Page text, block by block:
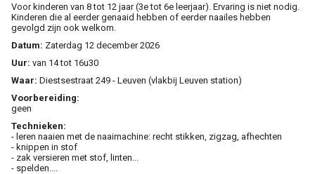
Voor kinderen van 8 tot 12 jaar (3e tot 6e leerjaar). Ervaring is niet nodig.
Kinderen die al eerder genaaid hebben of eerder naailes hebben
gevolgd zijn ook welkom.
Datum: Zaterdag 12 december 2026
Uur: van 14 tot 16u30
Waar: Diestsestraat 249 - Leuven (vlakbij Leuven station)
Voorbereiding:
geen
Technieken:
- leren naaien met de naaimachine: recht stikken, zigzag, afhechten
- knippen in stof
- zak versieren met stof, linten...
- spelden....